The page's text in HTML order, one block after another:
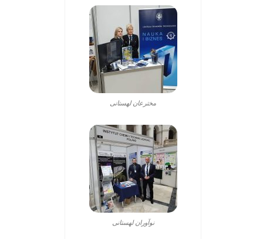
مخترعان لهستانی
نوآوران لهستانی